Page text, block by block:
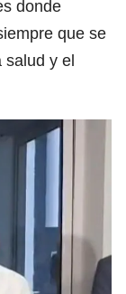
donde
que se
salud y el